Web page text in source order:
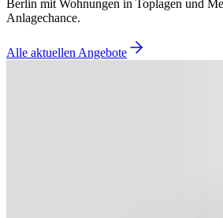
Berlin mit Wohnungen in Toplagen und
Anlagechance.
Alle aktuellen Angebote